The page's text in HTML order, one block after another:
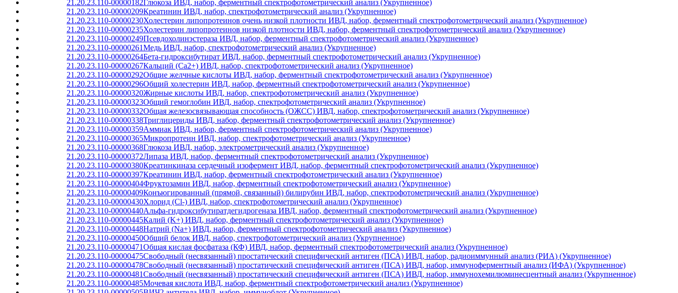
21.20.23.110-00000182Глюкоза ИВД, набор, ферментный спектрофотометрический анализ (Укрупненное)
21.20.23.110-00000209Креатинин ИВД, набор, спектрофотометрический анализ (Укрупненное)
21.20.23.110-00000230Холестерин липопротеинов очень низкой плотности ИВД, набор, ферментный спектрофотометрический анализ (Укрупненное)
21.20.23.110-00000235Холестерин липопротеинов низкой плотности ИВД, набор, ферментный спектрофотометрический анализ (Укрупненное)
21.20.23.110-00000249Псевдохолинэстераза ИВД, набор, ферментный спектрофотометрический анализ (Укрупненное)
21.20.23.110-00000261Медь ИВД, набор, спектрофотометрический анализ (Укрупненное)
21.20.23.110-00000264Бета-гидроксибутират ИВД, набор, ферментный спектрофотометрический анализ (Укрупненное)
21.20.23.110-00000267Кальций (Ca2+) ИВД, набор, спектрофотометрический анализ (Укрупненное)
21.20.23.110-00000292Общие желчные кислоты ИВД, набор, ферментный спектрофотометрический анализ (Укрупненное)
21.20.23.110-00000296Общий холестерин ИВД, набор, ферментный спектрофотометрический анализ (Укрупненное)
21.20.23.110-00000320Жирные кислоты ИВД, набор, спектрофотометрический анализ (Укрупненное)
21.20.23.110-00000323Общий гемоглобин ИВД, набор, спектрофотометрический анализ (Укрупненное)
21.20.23.110-00000332Общая железосвязывающая способность (ОЖСС) ИВД, набор, спектрофотометрический анализ (Укрупненное)
21.20.23.110-00000338Триглицериды ИВД, набор, ферментный спектрофотометрический анализ (Укрупненное)
21.20.23.110-00000359Аммиак ИВД, набор, ферментный спектрофотометрический анализ (Укрупненное)
21.20.23.110-00000365Микропротеин ИВД, набор, спектрофотометрический анализ (Укрупненное)
21.20.23.110-00000368Глюкоза ИВД, набор, электрометрический анализ (Укрупненное)
21.20.23.110-00000372Липаза ИВД, набор, ферментный спектрофотометрический анализ (Укрупненное)
21.20.23.110-00000380Креатинкиназа сердечный изофермент ИВД, набор, ферментный спектрофотометрический анализ (Укрупненное)
21.20.23.110-00000397Креатинин ИВД, набор, ферментный спектрофотометрический анализ (Укрупненное)
21.20.23.110-00000404Фруктозамин ИВД, набор, ферментный спектрофотометрический анализ (Укрупненное)
21.20.23.110-00000409Конъюгированный (прямой, связанный) билирубин ИВД, набор, спектрофотометрический анализ (Укрупненное)
21.20.23.110-00000430Хлорид (Cl-) ИВД, набор, спектрофотометрический анализ (Укрупненное)
21.20.23.110-00000440Альфа-гидроксибутиратдегидрогеназа ИВД, набор, ферментный спектрофотометрический анализ (Укрупненное)
21.20.23.110-00000445Калий (K+) ИВД, набор, ферментный спектрофотометрический анализ (Укрупненное)
21.20.23.110-00000448Натрий (Na+) ИВД, набор, ферментный спектрофотометрический анализ (Укрупненное)
21.20.23.110-00000450Общий белок ИВД, набор, спектрофотометрический анализ (Укрупненное)
21.20.23.110-00000471Общая кислая фосфатаза (КФ) ИВД, набор, ферментный спектрофотометрический анализ (Укрупненное)
21.20.23.110-00000475Свободный (несвязанный) простатический специфический антиген (ПСА) ИВД, набор, радиоиммунный анализ (РИА) (Укрупненное)
21.20.23.110-00000478Свободный (несвязанный) простатический специфический антиген (ПСА) ИВД, набор, иммуноферментный анализ (ИФА) (Укрупненное)
21.20.23.110-00000481Свободный (несвязанный) простатический специфический антиген (ПСА) ИВД, набор, иммунохемилюминесцентный анализ (Укрупненное)
21.20.23.110-00000485Мочевая кислота ИВД, набор, ферментный спектрофотометрический анализ (Укрупненное)